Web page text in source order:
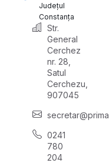
Județul
Constanța
Str.
General
Cerchez
nr. 28,
Satul
Cerchezu,
907045
0241
780
204